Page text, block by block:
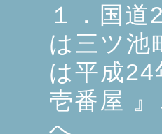
１．国
は三ツ池
は平成
壱番屋